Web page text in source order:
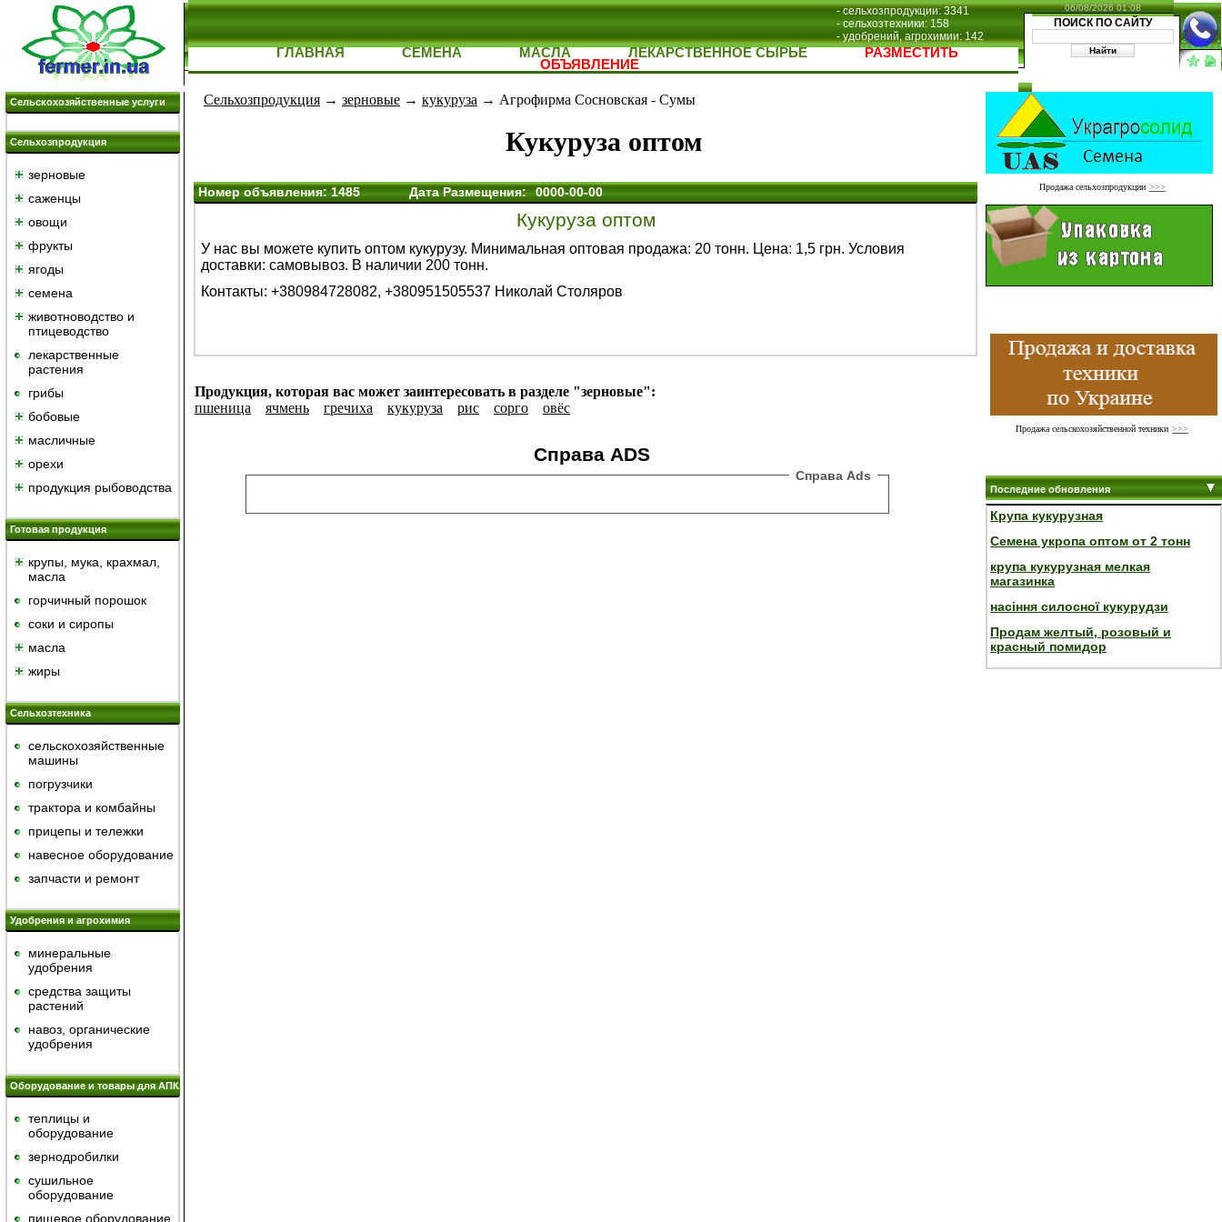
- сельхозпродукции: 3341
- сельхозтехники: 158
- удобрений, агрохимии: 142
06/08/2026 01:08
ПОИСК ПО САЙТУ
ГЛАВНАЯ СЕМЕНА МАСЛА ЛЕКАРСТВЕННОЕ СЫРЬЕ РАЗМЕСТИТЬ
ОБЪЯВЛЕНИЕ
Сельскохозяйственные услуги
Сельхозпродукция
зерновые
саженцы
овощи
фрукты
ягоды
семена
животноводство и
птицеводство
лекарственные
растения
грибы
бобовые
масличные
орехи
продукция рыбоводства
Готовая продукция
крупы, мука, крахмал,
масла
горчичный порошок
cоки и сиропы
масла
жиры
Сельхозтехника
сельскохозяйственные
машины
погрузчики
трактора и комбайны
прицепы и тележки
навесное оборудование
запчасти и ремонт
Удобрения и агрохимия
минеральные
удобрения
средства защиты
растений
навоз, органические
удобрения
Оборудование и товары для АПК
теплицы и
оборудование
зернодробилки
сушильное
оборудование
пищевое оборудование
Сельхозпродукция → зерновые → кукуруза → Агрофирма Сосновская - Сумы
Кукуруза оптом
Номер объявления: 1485 Дата Размещения: 0000-00-00
Кукуруза оптом
У нас вы можете купить оптом кукурузу. Минимальная оптовая продажа: 20 тонн. Цена: 1,5 грн. Условия
доставки: самовывоз. В наличии 200 тонн.
Контакты: +380984728082, +380951505537 Николай Столяров
Продукция, которая вас может заинтересовать в разделе "зерновые":
пшеница
ячмень гречиха кукуруза рис сорго овёс
Справа ADS
Справа Ads
Продажа сельхозпродукции >>>
Продажа сельскохозяйственной техники >>>
Последние обновления
Крупа кукурузная
Семена укропа оптом от 2 тонн
крупа кукурузная мелкая
магазинка
насіння силосної кукурудзи
Продам желтый, розовый и
красный помидор